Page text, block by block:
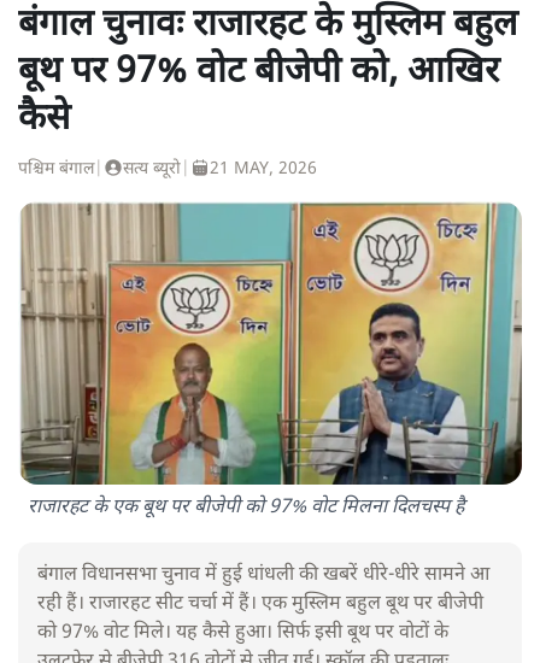
बंगाल चुनावः राजारहट के मुस्लिम बहुल
बूथ पर 97% वोट बीजेपी को, आखिर
कैसे
पश्चिम बंगाल| सत्य ब्यूरो 21 MAY, 2026
राजारहट के एक बूथ पर बीजेपी को 97% वोट मिलना दिलचस्प है
बंगाल विधानसभा चुनाव में हुई धांधली की खबरें धीरे-धीरे सामने आ
रही हैं। राजारहट सीट चर्चा में हैं। एक मुस्लिम बहुल बूथ पर बीजेपी
को 97% वोट मिले। यह कैसे हुआ। सिर्फ इसी बूथ पर वोटों के